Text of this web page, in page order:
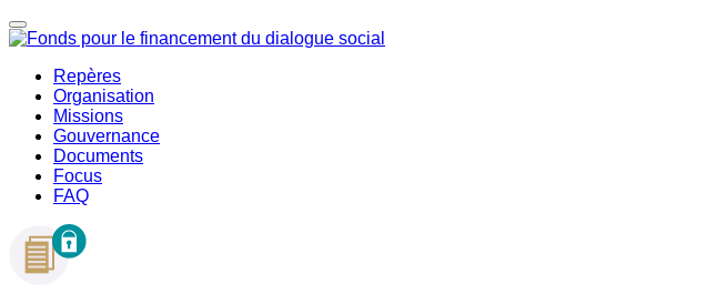
Repères
Organisation
Missions
Gouvernance
Documents
Focus
FAQ